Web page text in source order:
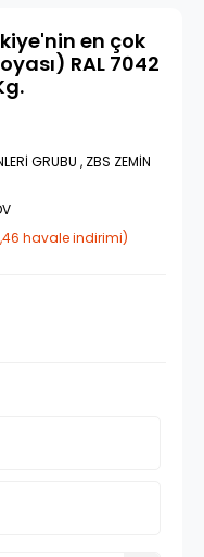
en çok
RAL 7042
GRUBU , ZBS ZEMİN
havale indirimi)